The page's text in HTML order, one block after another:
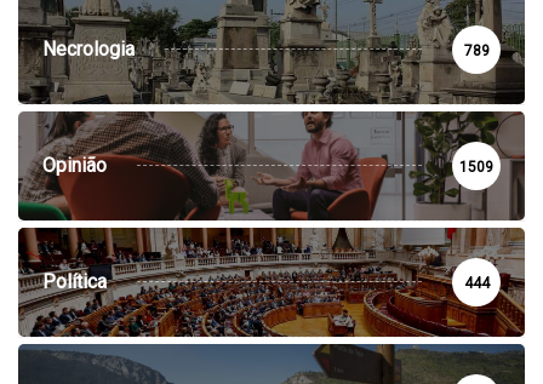
Necrologia 789
Opinião 1509
Política 444